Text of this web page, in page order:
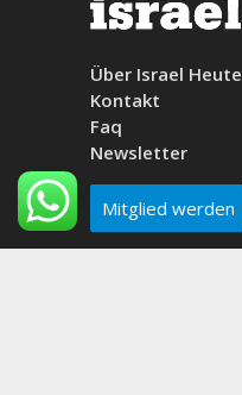
Über Israel Heute
Kontakt
Faq
Newsletter
Mitglied werden